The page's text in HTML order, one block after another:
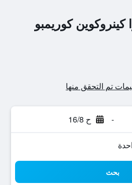
كينروكوين كوريمبو
- ح 16/8
بحث